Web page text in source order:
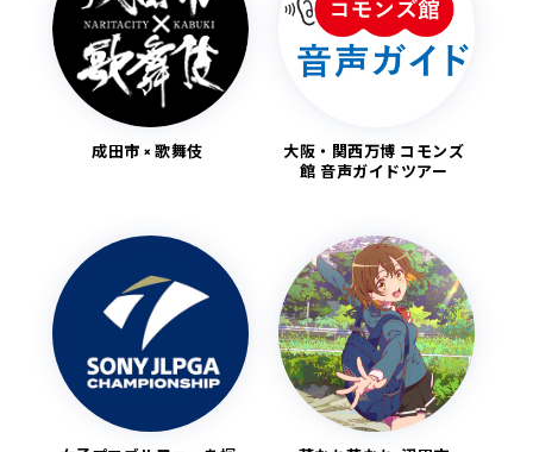
成田市 × 歌舞伎
大阪・関西万博 コモンズ
館 音声ガイドツアー